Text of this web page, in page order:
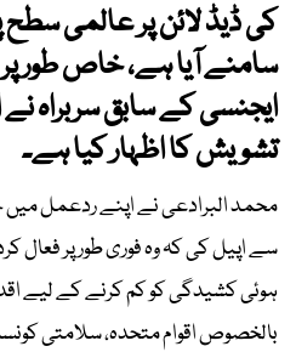
کی ڈیڈ لائن پر عالمی
سامنے آیا ہے، خاص طور پر
ایجنسی کے سابق سربراہ
تشویش کا اظہار کیا ہے۔
محمد البرادعی نے اپنے ردعمل
سے اپیل کی کہ وہ فوری طور پر فعال
ہوئی کشیدگی کو کم کرنے کے لیے
بالخصوص اقوام متحدہ، سلامتی